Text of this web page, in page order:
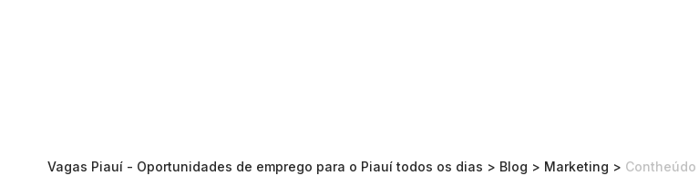
Vagas Piauí - Oportunidades de emprego para o Piauí todos os dias > Blog > Marketing > Contheúdo